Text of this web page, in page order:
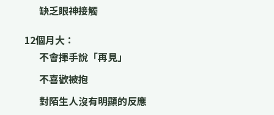
缺乏眼神接觸
12個月大：
不會揮手說「再見」
不喜歡被抱
對陌生人沒有明顯的反應